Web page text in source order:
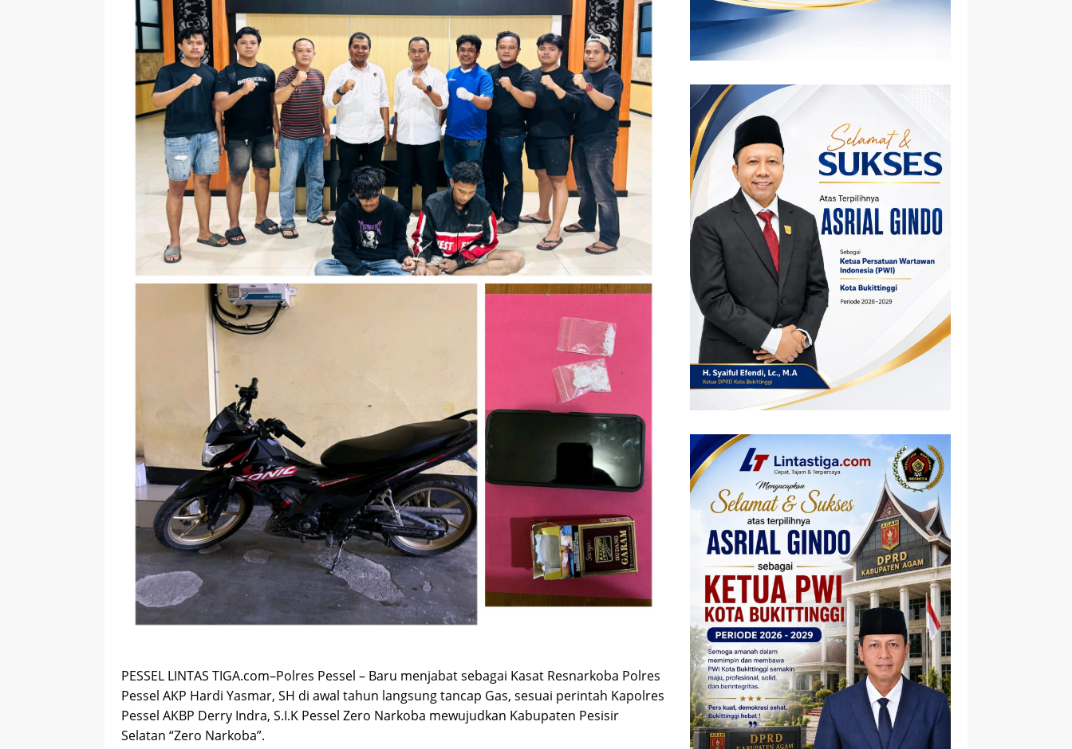
PESSEL LINTAS TIGA.com–Polres Pessel – Baru menjabat sebagai Kasat Resnarkoba Polres
Pessel AKP Hardi Yasmar, SH di awal tahun langsung tancap Gas, sesuai perintah Kapolres
Pessel AKBP Derry Indra, S.I.K Pessel Zero Narkoba mewujudkan Kabupaten Pesisir
Selatan “Zero Narkoba”.